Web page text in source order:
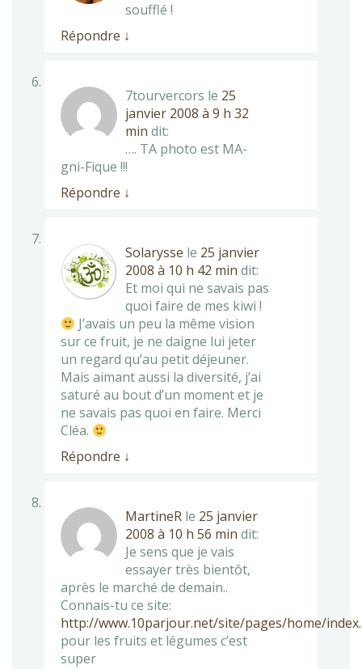
soufflé !
Répondre ↓
7tourvercors le 25
janvier 2008 à 9 h 32
min dit:
…. TA photo est MA-
gni-Fique !!!
Répondre ↓
Solarysse le 25 janvier
2008 à 10 h 42 min dit:
Et moi qui ne savais pas
quoi faire de mes kiwi !
J’avais un peu la même vision
sur ce fruit, je ne daigne lui jeter
un regard qu’au petit déjeuner.
Mais aimant aussi la diversité, j’ai
saturé au bout d’un moment et je
ne savais pas quoi en faire. Merci
Cléa.
Répondre ↓
MartineR le 25 janvier
2008 à 10 h 56 min dit:
Je sens que je vais
essayer très bientôt,
après le marché de demain..
Connais-tu ce site:
http://www.10parjour.net/site/pages/home/
pour les fruits et légumes c’est
super